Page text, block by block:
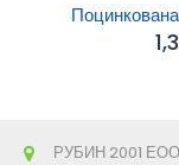
РУБИН 2001